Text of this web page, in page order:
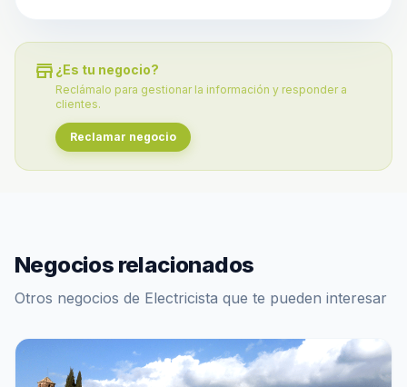
store ¿Es tu negocio?
Reclámalo para gestionar la información y responder a
clientes.
Reclamar negocio
Negocios relacionados
Otros negocios de Electricista que te pueden interesar